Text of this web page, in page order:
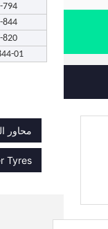
-794
-844
-820
01
محاور
Tyres